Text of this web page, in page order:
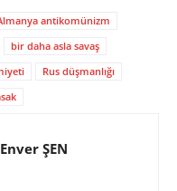
antikomünizm
bir daha asla savaş
Rus düşmanlığı
Enver ŞEN